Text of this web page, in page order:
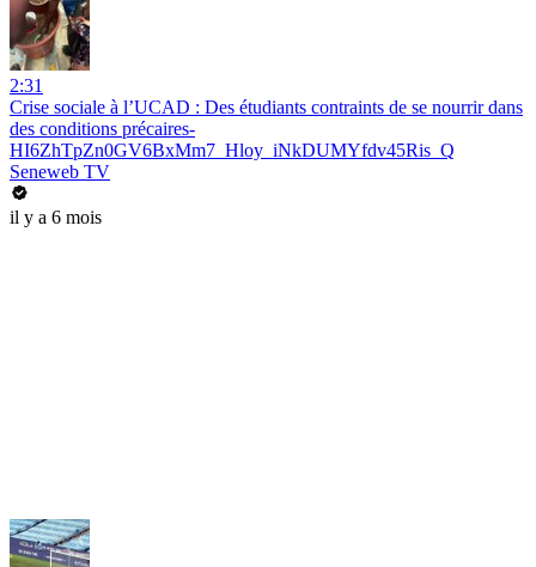
2:31
Crise sociale à l’UCAD : Des étudiants contraints de se nourrir dans
des conditions précaires-
HI6ZhTpZn0GV6BxMm7_Hloy_iNkDUMYfdv45Ris_Q
Seneweb TV
il y a 6 mois